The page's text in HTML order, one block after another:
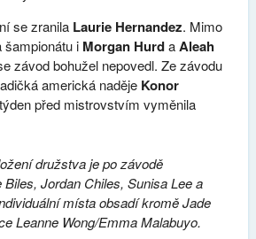
se zranila Laurie Hernandez. Mimo
šampionátu i Morgan HurdaAleah
závod bohužel nepovedl. Ze závodu
americká naděje Konor
před mistrovstvím vyměnila
družstva je po závodě
Jordan Chiles, Sunisa Lee a
místa obsadí kromě Jade
Leanne Wong/Emma Malabuyo.